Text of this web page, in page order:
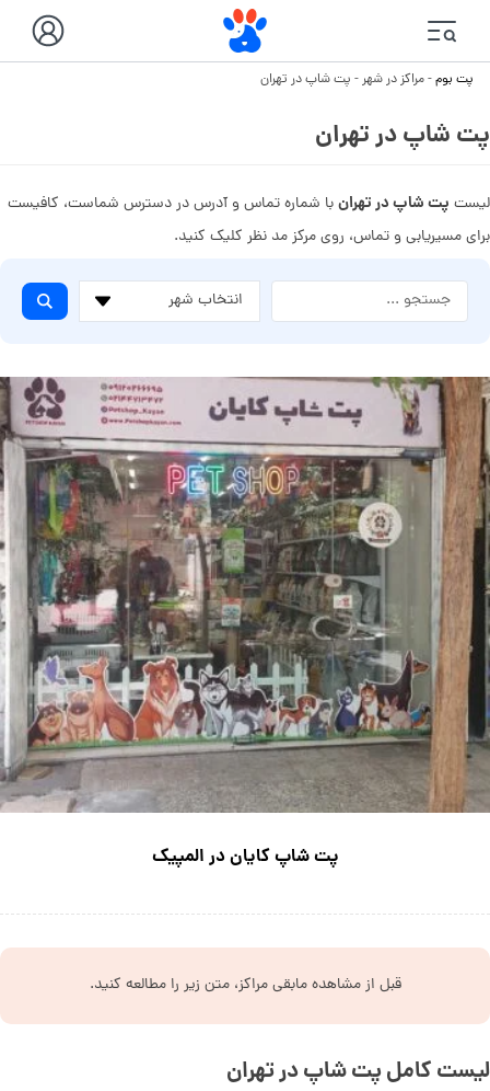
پت بوم-مراکز در شهر- پت شاپ در تهران
پت شاپ در تهران
لیست پت شاپ در تهرانبا شماره تماس و آدرس در دسترس شماست، کافیست
برای مسیریابی و تماس، روی مرکز مد نظر کلیک کنید.
پت شاپ کایان در المپیک
قبل از مشاهده مابقی مراکز، متن زیر را مطالعه کنید.
لیست کامل پت شاپ در تهران